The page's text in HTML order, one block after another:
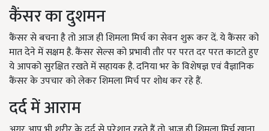
कैंसर का दुशमन
कैंसर से बचना है तो आज ही शिमला मिर्च का सेवन शुरू कर दें. ये कैंसर को
मात देने में सक्षम है. कैंसर सेल्स को प्रभावी तौर पर परत दर परत काटते हुए
ये आपको सुरक्षित रखते में सहायक है. दनिया भर के विशेषज्ञ एवं वैज्ञानिक
कैंसर के उपचार को लेकर शिमला मिर्च पर शोध कर रहे हैं.
दर्द में आराम